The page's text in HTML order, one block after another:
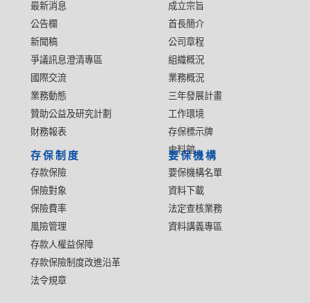
最新消息
公告欄
新聞稿
爭議訊息澄清專區
國際交流
業務動態
贊助公益及研究計劃
財務報表
成立宗旨
首長簡介
公司章程
組織概況
業務概況
三年發展計畫
工作環境
存保標示牌
史料館
存保制度
存款保險
保險對象
保險費率
風險管理
存款人權益保障
存款保險制度改進沿革
法令規章
要保機構
要保機構名單
資料下載
法定查核業務
資料講義專區